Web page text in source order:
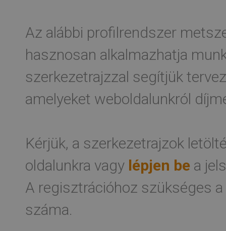
Az alábbi profilrendszer
hasznosan alkalmazhatja
szerkezetrajzzal segítjük
amelyeket weboldalunkról
Kérjük, a szerkezetrajzok
oldalunkra vagy lépjen be a
A regisztrációhoz szükséges
száma.